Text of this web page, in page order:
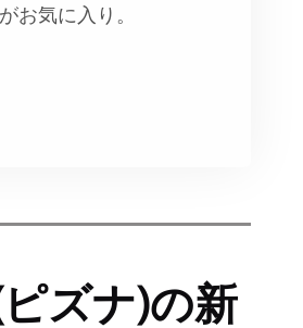
お気に入り。
ズナ)の新